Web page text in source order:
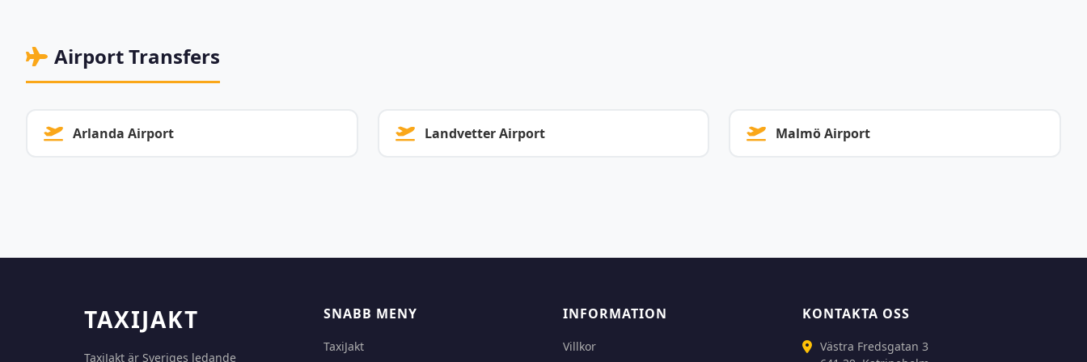
Airport Transfers
Arlanda Airport Landvetter Airport Malmö Airport
TAXIJAKT
TaxiJakt är Sveriges ledande
SNABB MENY
TaxiJakt
INFORMATION
Villkor
KONTAKTA OSS
Västra Fredsgatan 3